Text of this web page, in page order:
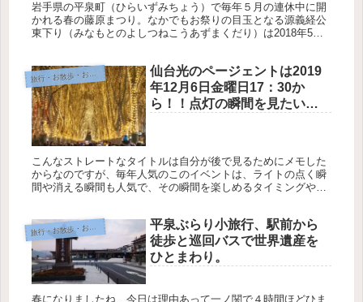
岩手県の平泉町（ひらいずみちょう）で毎年５月の連休中に開
かれる春の藤原まつり。なかでもお祭りの目玉となる源義経公
東下り（みなもとのよしつねこうあずまくだり）は2018年5月3
旅
行・お散歩・おでかけ
仙台光のページェントは2019
年12月6日金曜日17：30か
ら！！点灯の瞬間を見たい人
こんなストレートなタイトルは自分が後で見るためにメモした
からなのですが、毎年人気のこのイベントは、ライトの点く瞬
間や消える瞬間も人気で、その瞬間を楽しめるタイミングやス
旅
行・お散歩・おでかけ
平泉ぶらり小旅行、駅前から
徒歩と巡回バスで世界遺産を
ひとまわり。
春になりましたね、今日は理由あって一ノ関で４時間ほどひま